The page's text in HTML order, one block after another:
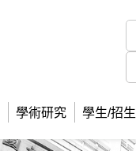
學術研究 學生/招生